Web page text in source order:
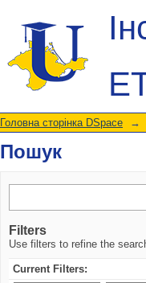
Головна сторінка DSpace →
Пошук
Filters
Use filters to refine the
Current Filters: